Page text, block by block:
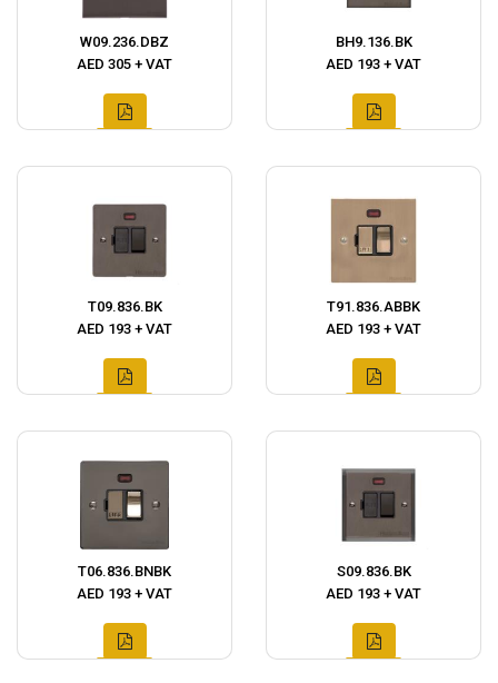
W09.236.DBZ
AED 305 + VAT
BH9.136.BK
AED 193 + VAT
T09.836.BK
AED 193 + VAT
T91.836.ABBK
AED 193 + VAT
T06.836.BNBK
AED 193 + VAT
S09.836.BK
AED 193 + VAT